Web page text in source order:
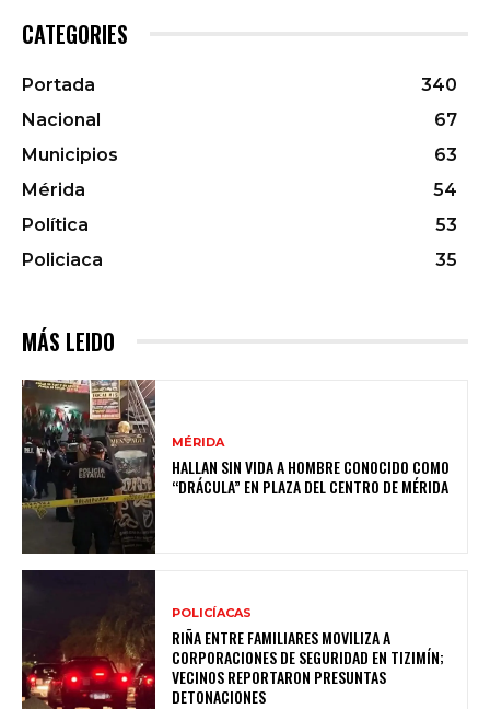
CATEGORIES
Portada
340
Nacional
67
Municipios
63
Mérida
54
Política
53
Policiaca
35
MÁS LEIDO
MÉRIDA
HALLAN SIN VIDA A HOMBRE CONOCIDO COMO
“DRÁCULA” EN PLAZA DEL CENTRO DE MÉRIDA
POLICÍACAS
RIÑA ENTRE FAMILIARES MOVILIZA A
CORPORACIONES DE SEGURIDAD EN TIZIMÍN;
VECINOS REPORTARON PRESUNTAS
DETONACIONES